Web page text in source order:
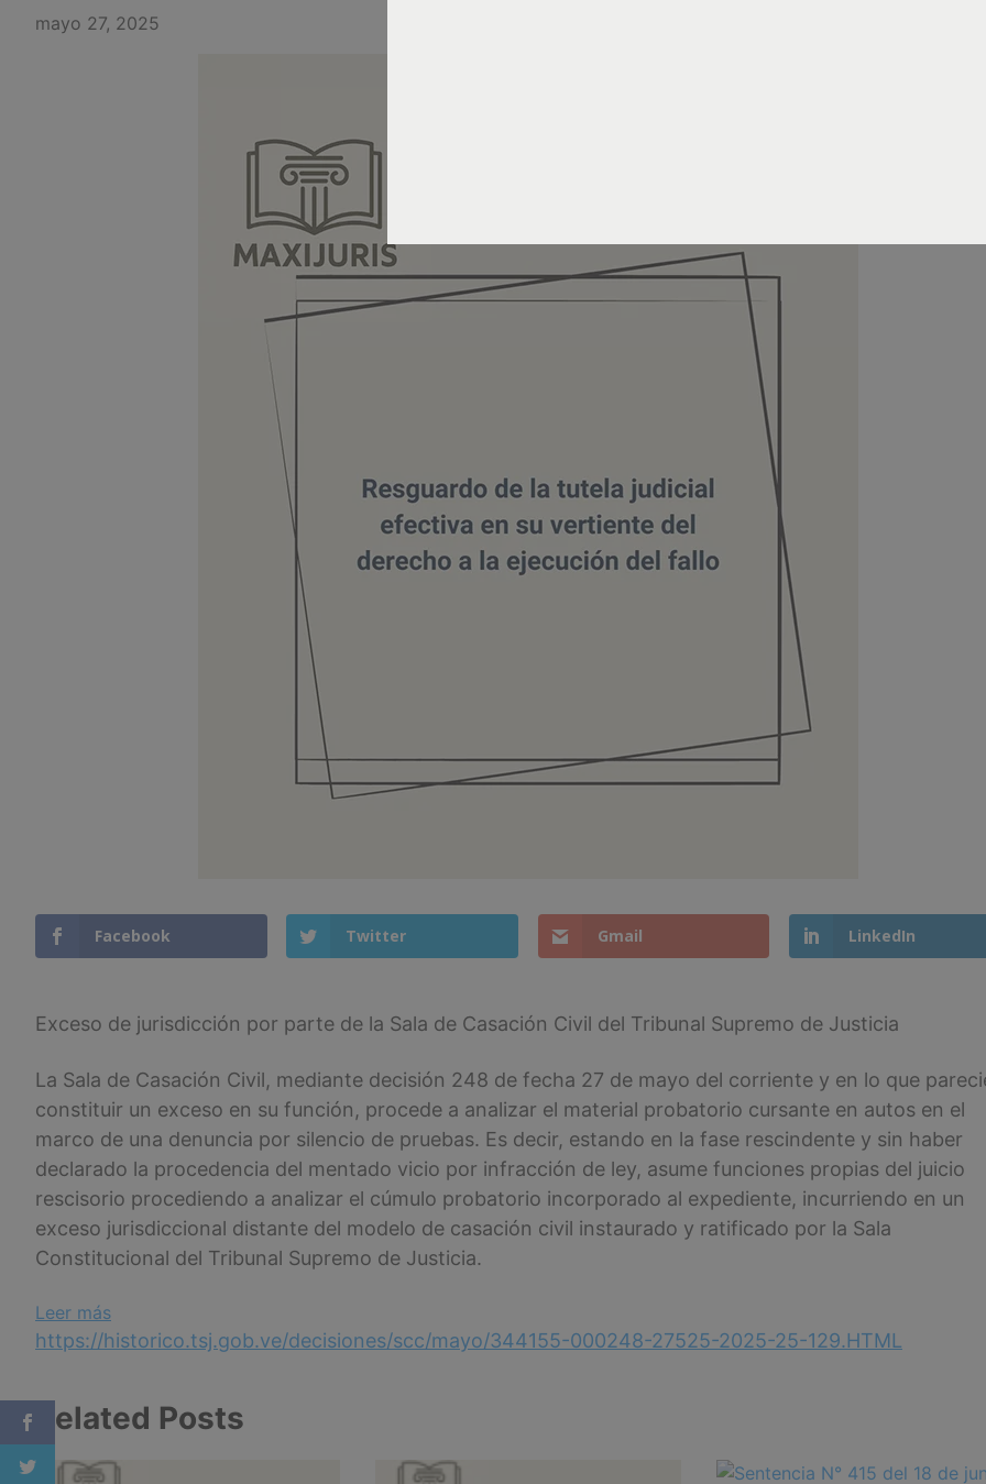
mayo 27, 2025
Facebook Twitter Gmail LinkedIn
Exceso de jurisdicción por parte de la Sala de Casación Civil del Tribunal Supremo de Justicia
La Sala de Casación Civil, mediante decisión 248 de fecha 27 de mayo del corriente y en lo que
constituir un exceso en su función, procede a analizar el material probatorio cursante en autos en el
marco de una denuncia por silencio de pruebas. Es decir, estando en la fase rescindente y sin haber
declarado la procedencia del mentado vicio por infracción de ley, asume funciones propias del juicio
rescisorio procediendo a analizar el cúmulo probatorio incorporado al expediente, incurriendo en un
exceso jurisdiccional distante del modelo de casación civil instaurado y ratificado por la Sala
Constitucional del Tribunal Supremo de Justicia.
Leer más:
Exceso
por
de
https://historico.tsj.gob.ve/decisiones/scc/mayo/344155-000248-27525-2025-25-129.HTML
Related Posts